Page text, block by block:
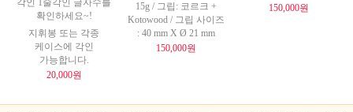
확인하세요~!
지휘봉 또는 각종
케이스에 각인
가능합니다.
20,000원
15g / 그립: 코르크 +
Kotowood / 그립 사이즈
: 40 mm X Ø 21 mm
150,000원
150,000원